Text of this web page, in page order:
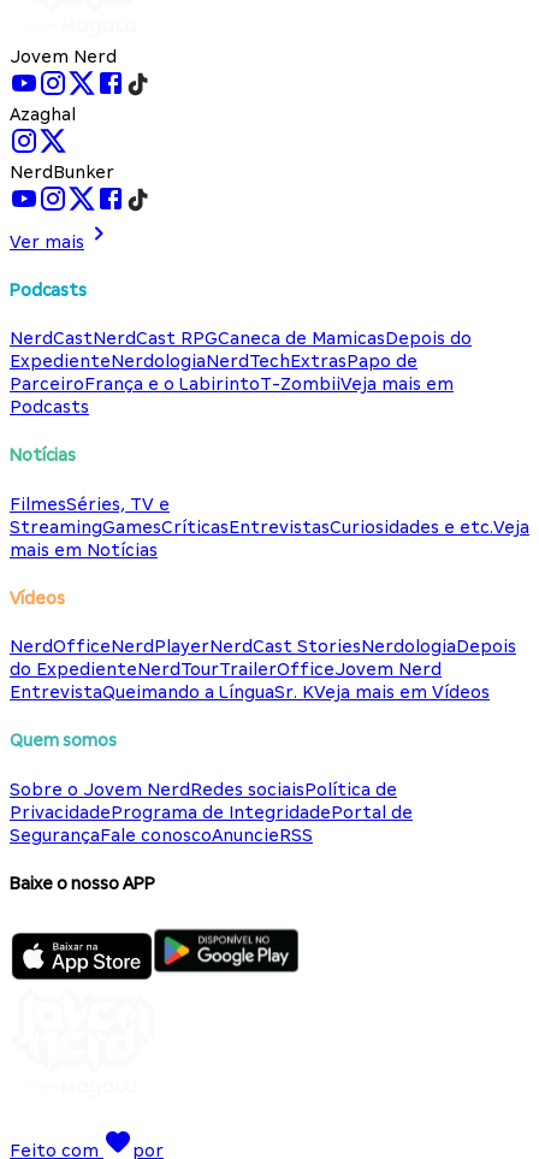
Jovem Nerd
Azaghal
NerdBunker
Ver mais
Podcasts
NerdCastNerdCast RPGCaneca de MamicasDepois do
ExpedienteNerdologiaNerdTechExtrasPapo de
ParceiroFrança e o LabirintoT-ZombiiVeja mais em
Podcasts
Notícias
FilmesSéries, TV e
StreamingGamesCríticasEntrevistasCuriosidades e etc.Veja
mais em Notícias
Vídeos
NerdOfficeNerdPlayerNerdCast StoriesNerdologiaDepois
do ExpedienteNerdTourTrailerOfficeJovem Nerd
EntrevistaQueimando a LínguaSr. KVeja mais em Vídeos
Quem somos
Sobre o Jovem NerdRedes sociaisPolítica de
PrivacidadePrograma de IntegridadePortal de
SegurançaFale conoscoAnuncieRSS
Baixe o nosso APP
Feito com por